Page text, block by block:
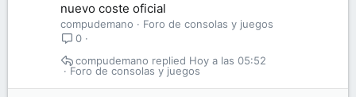
nuevo coste oficial
compudemano
Foro de consolas y juegos
0
Foro de consolas y juegos
Hoy a las 05:52
compudemano